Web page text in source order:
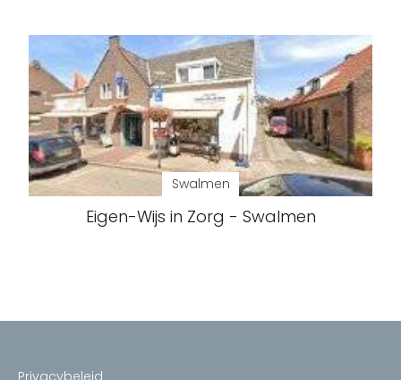
Swalmen
Eigen-Wijs in Zorg - Swalmen
Privacybeleid